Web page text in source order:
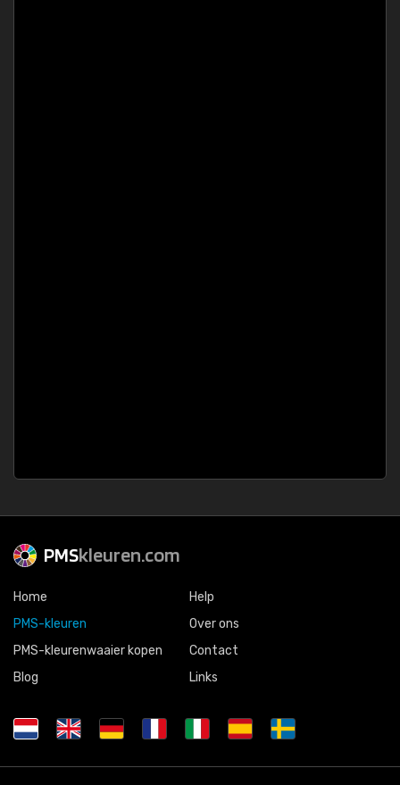
PMSkleuren.com
Home
PMS-kleuren
PMS-kleurenwaaier kopen
Blog
Help
Over ons
Contact
Links